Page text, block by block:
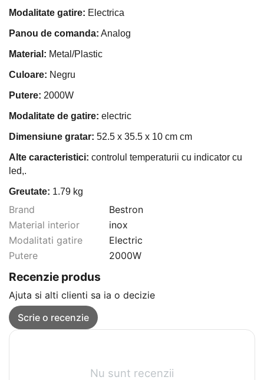
Modalitate gatire: Electrica
Panou de comanda: Analog
Material: Metal/Plastic
Culoare: Negru
Putere: 2000W
Modalitate de gatire: electric
Dimensiune gratar: ‎52.5 x 35.5 x 10 cm cm
Alte caracteristici: controlul temperaturii cu indicator cu
led,.
Greutate: 1.79 kg
Brand
Bestron
Material interior
inox
Modalitati gatire
Electric
Putere
2000W
Recenzie produs
Ajuta si alti clienti sa ia o decizie
Scrie o recenzie
Nu sunt recenzii